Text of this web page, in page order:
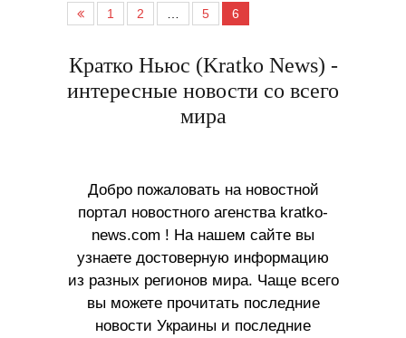
1 2 5 6
Кратко Ньюс (Kratko News) -
интересные новости со всего
мира
Добро пожаловать на новостной
портал новостного агенства kratko-
news.com ! На нашем сайте вы
узнаете достоверную информацию
из разных регионов мира. Чаще всего
вы можете прочитать последние
новости Украины и последние